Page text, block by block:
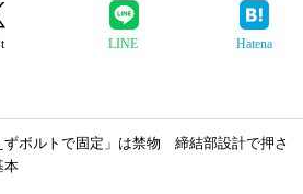
LINE Hatena
ずボルトで固定」は禁物 締結部設計で押さ
本